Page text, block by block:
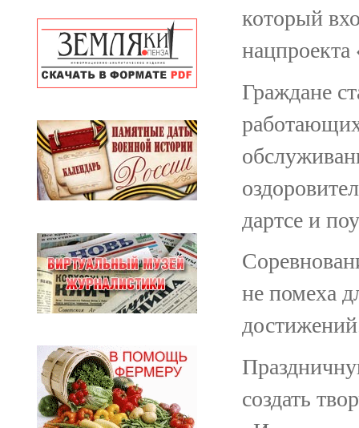
который
Граждане
дартсе и
не помеха
создать